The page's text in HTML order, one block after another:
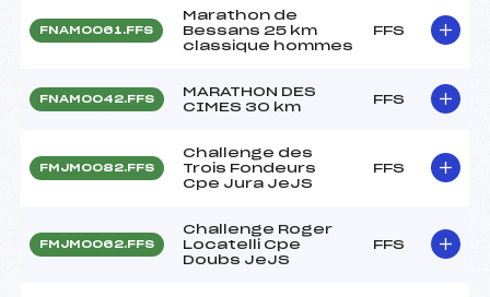
FNAM0061.FFS
Marathon de
Bessans 25 km
classique hommes
FFS
FNAM0042.FFS
MARATHON DES
CIMES 30 km
FFS
FMJM0082.FFS
Challenge des
Trois Fondeurs
Cpe Jura JeJS
FFS
FMJM0062.FFS
Challenge Roger
Locatelli Cpe
Doubs JeJS
FFS